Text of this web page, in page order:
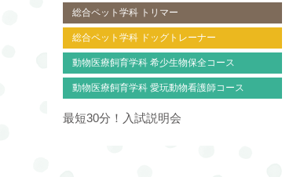
総合ペット学科 トリマー
総合ペット学科 ドッグトレーナー
動物医療飼育学科 希少生物保全コース
動物医療飼育学科 愛玩動物看護師コース
最短30分！入試説明会